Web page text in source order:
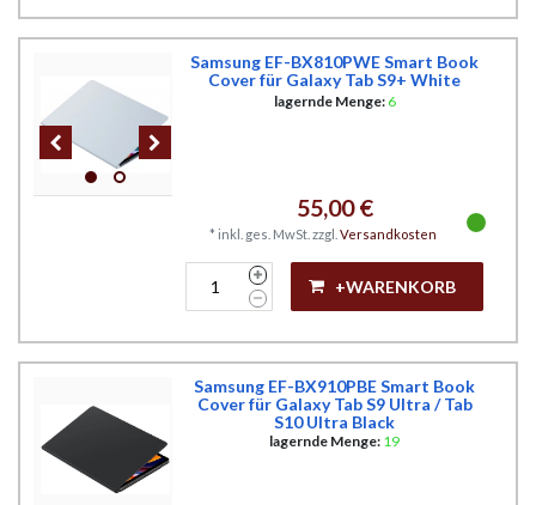
Samsung EF-BX810PWE Smart Book
Cover für Galaxy Tab S9+ White
lagernde Menge: 6
55,00 €
* inkl. ges. MwSt. zzgl. Versandkosten
+WARENKORB
Samsung EF-BX910PBE Smart Book
Cover für Galaxy Tab S9 Ultra / Tab
S10 Ultra Black
lagernde Menge: 19